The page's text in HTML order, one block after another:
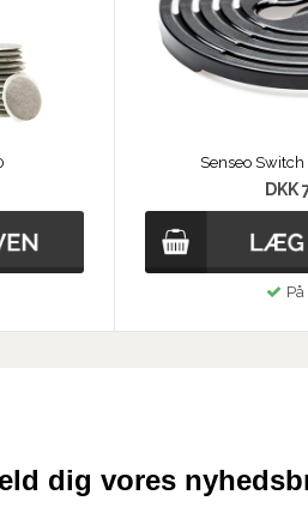
Senseo
DKK
dig vores